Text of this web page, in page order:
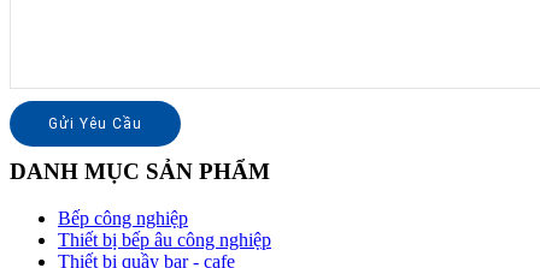
DANH MỤC SẢN PHẨM
Bếp công nghiệp
Thiết bị bếp âu công nghiệp
Thiết bị quầy bar - cafe